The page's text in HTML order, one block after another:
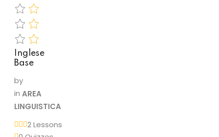
Perfect
Continuous•
Past Perfect•
Time…
Inglese
Base
by
in AREA
LINGUISTICA
2 Lessons